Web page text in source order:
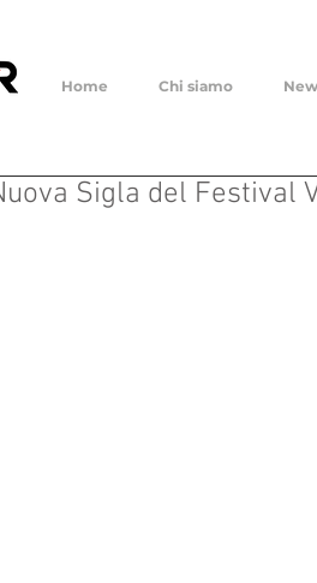
Home Chi siamo
Sigla del Festival